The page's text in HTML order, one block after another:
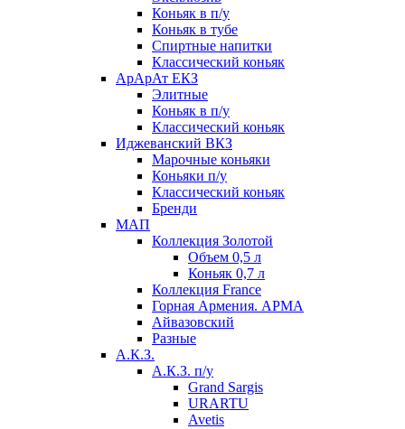
Коньяк в п/у
Коньяк в тубе
Спиртные напитки
Классический коньяк
АрАрАт ЕКЗ
Элитные
Коньяк в п/у
Классический коньяк
Иджеванский ВКЗ
Марочные коньяки
Коньяки п/у
Классический коньяк
Бренди
МАП
Коллекция Золотой
Объем 0,5 л
Коньяк 0,7 л
Коллекция France
Горная Армения. АРМА
Айвазовский
Разные
А.К.З.
А.К.З. п/у
Grand Sargis
URARTU
Avetis